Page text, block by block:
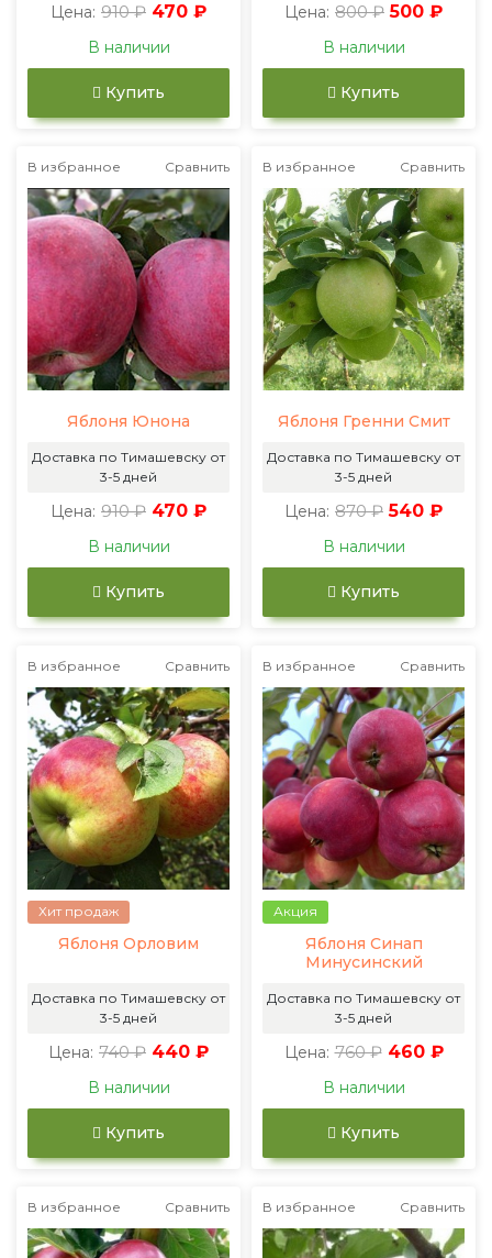
Цена: 910 ₽ 470 ₽
В наличии
Купить
Цена: 800 ₽ 500 ₽
В наличии
Купить
В избранное Сравнить
Яблоня Юнона
Доставка по Тимашевску от
3-5 дней
Цена: 910 ₽ 470 ₽
В наличии
Купить
В избранное Сравнить
Яблоня Гренни Смит
Доставка по Тимашевску от
3-5 дней
Цена: 870 ₽ 540 ₽
В наличии
Купить
В избранное Сравнить
Хит продаж
Яблоня Орловим
Доставка по Тимашевску от
3-5 дней
Цена: 740 ₽ 440 ₽
В наличии
Купить
В избранное Сравнить
Акция
Яблоня Синап
Минусинский
Доставка по Тимашевску от
3-5 дней
Цена: 760 ₽ 460 ₽
В наличии
Купить
В избранное Сравнить В избранное Сравнить